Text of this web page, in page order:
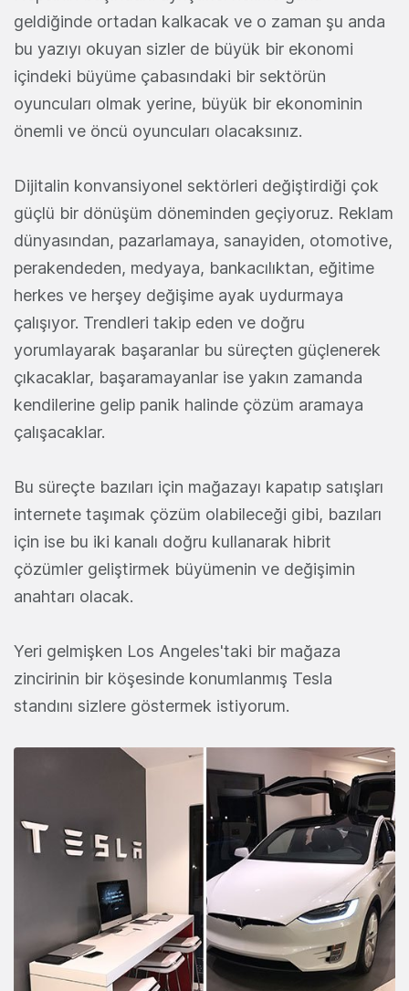
geldiğinde ortadan kalkacak ve o zaman şu anda
bu yazıyı okuyan sizler de büyük bir ekonomi
içindeki büyüme çabasındaki bir sektörün
oyuncuları olmak yerine, büyük bir ekonominin
önemli ve öncü oyuncuları olacaksınız.
Dijitalin konvansiyonel sektörleri değiştirdiği çok
güçlü bir dönüşüm döneminden geçiyoruz. Reklam
dünyasından, pazarlamaya, sanayiden, otomotive,
perakendeden, medyaya, bankacılıktan, eğitime
herkes ve herşey değişime ayak uydurmaya
çalışıyor. Trendleri takip eden ve doğru
yorumlayarak başaranlar bu süreçten güçlenerek
çıkacaklar, başaramayanlar ise yakın zamanda
kendilerine gelip panik halinde çözüm aramaya
çalışacaklar.
Bu süreçte bazıları için mağazayı kapatıp satışları
internete taşımak çözüm olabileceği gibi, bazıları
için ise bu iki kanalı doğru kullanarak hibrit
çözümler geliştirmek büyümenin ve değişimin
anahtarı olacak.
Yeri gelmişken Los Angeles'taki bir mağaza
zincirinin bir köşesinde konumlanmış Tesla
standını sizlere göstermek istiyorum.